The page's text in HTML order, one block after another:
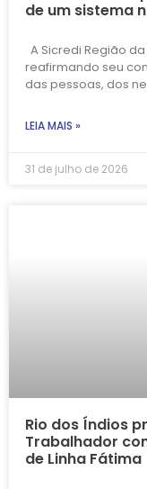
de um sistema
A Sicredi Região
reafirmando seu
das pessoas, dos
LEIA MAIS »
31 de julho de 2026
Rio dos Índios
Trabalhador
de Linha Fátima